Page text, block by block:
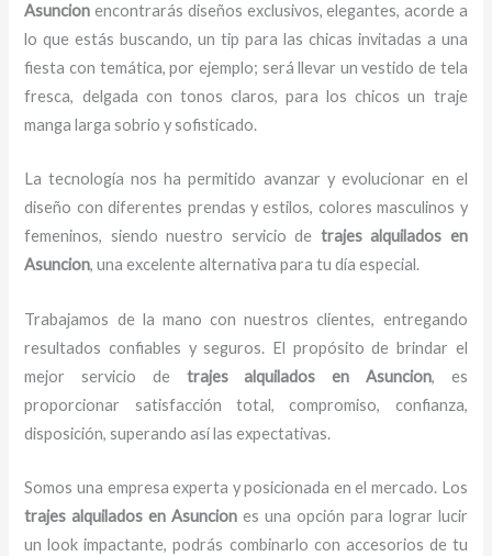
Asuncionencontrarás diseños exclusivos, elegantes, acorde a
lo que estás buscando, un tip para las chicas invitadas a una
fiesta con temática, por ejemplo; será llevar un vestido de tela
fresca, delgada con tonos claros, para los chicos un traje
manga larga sobrio y sofisticado.
La tecnología nos ha permitido avanzar y evolucionar en el
diseño con diferentes prendas y estilos, colores masculinos y
femeninos, siendo nuestro servicio de trajes alquilados en
Asuncion, una excelente alternativa para tu día especial.
Trabajamos de la mano con nuestros clientes, entregando
resultados confiables y seguros. El propósito de brindar el
mejor servicio de trajes alquilados en Asuncion, es
proporcionar satisfacción total, compromiso, confianza,
disposición, superando así las expectativas.
Somos una empresa experta y posicionada en el mercado. Los
trajes alquilados en Asunciones una opción para lograr lucir
un look impactante, podrás combinarlo con accesorios de tu